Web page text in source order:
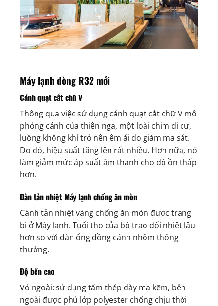
Máy lạnh dòng R32 mới
Cánh quạt cắt chữ V
Thông qua việc sử dụng cánh quạt cắt chữ V mô
phỏng cánh của thiên nga, một loài chim di cư,
luồng không khí trở nên êm ái do giảm ma sát.
Do đó, hiệu suất tăng lên rất nhiều. Hơn nữa, nó
làm giảm mức áp suất âm thanh cho độ ồn thấp
hơn.
Dàn tản nhiệt Máy lạnh chống ăn mòn
Cánh tản nhiệt vàng chống ăn mòn được trang
bị ở Máy lạnh. Tuổi thọ của bộ trao đổi nhiệt lâu
hơn so với dàn ống đồng cánh nhôm thông
thường.
Độ bền cao
Vỏ ngoài: sử dụng tấm thép dày mạ kẽm, bên
ngoài được phủ lớp polyester chống chịu thời